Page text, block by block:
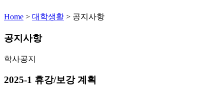
Home > 대학생활 > 공지사항
공지사항
학사공지
2025-1 휴강/보강 계획